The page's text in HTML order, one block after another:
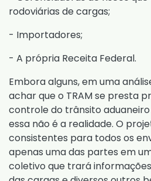
rodoviárias de cargas;
- Importadores;
- A própria Receita Federal.
Embora alguns, em uma
achar que o TRAM se presta
controle do trânsito
essa não é a realidade. O
consistentes para todos os
apenas uma das partes em
coletivo que trará